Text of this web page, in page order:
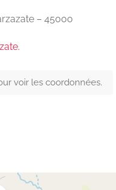
– 45000
voir les coordonnées.